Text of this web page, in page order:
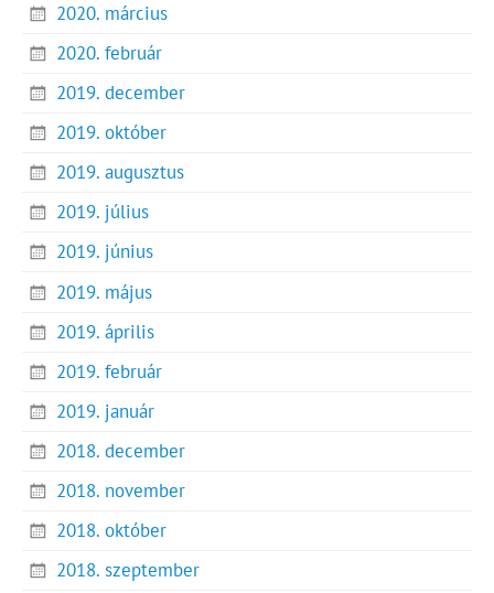
2020. március
2020. február
2019. december
2019. október
2019. augusztus
2019. július
2019. június
2019. május
2019. április
2019. február
2019. január
2018. december
2018. november
2018. október
2018. szeptember